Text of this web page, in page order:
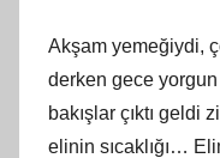
Akşam yemeğiydi,
derken gece yorgun
bakışlar çıktı geldi
elinin sıcaklığı…